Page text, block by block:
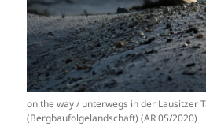
on the way / unterwegs in der Lausitzer
(Bergbaufolgelandschaft) (AR 05/2020)